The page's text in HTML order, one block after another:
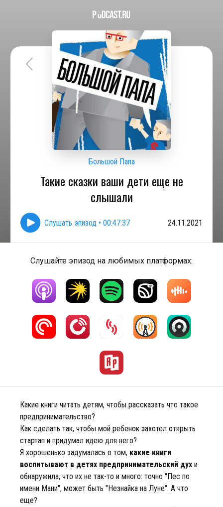
Большой Папа
Такие сказки ваши дети еще не
слышали
Слушать эпизод • 00:47:37 24.11.2021
Слушайте эпизод на любимых платформах:
Какие книги читать детям, чтобы рассказать что такое
предпринимательство?
Как сделать так, чтобы мой ребенок захотел открыть
стартап и придумал идею для него?
Я хорошенько задумалась о том, какие книги
воспитывают в детях предпринимательский дух и
обнаружила, что их не так-то и много: точно "Пес по
имени Мани", может быть "Незнайка на Луне". А что
еще?